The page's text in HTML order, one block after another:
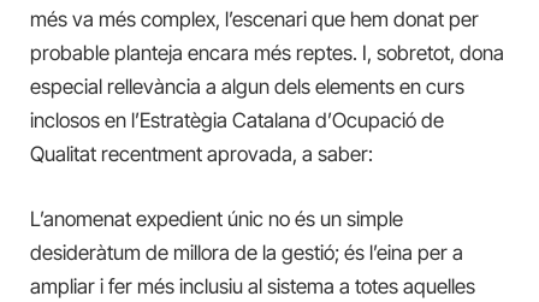
més va més complex, l’escenari que hem donat per
probable planteja encara més reptes. I, sobretot, dona
especial rellevància a algun dels elements en curs
inclosos en l’Estratègia Catalana d’Ocupació de
Qualitat recentment aprovada, a saber:
L’anomenat expedient únic no és un simple
desideràtum de millora de la gestió; és l’eina per a
ampliar i fer més inclusiu al sistema a totes aquelles